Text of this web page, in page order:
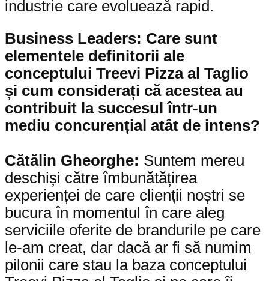
industrie care evoluează rapid.
Business Leaders: Care sunt
elementele definitorii ale
conceptului Treevi Pizza al Taglio
și cum considerați că acestea au
contribuit la succesul într-un
mediu concurențial atât de intens?
Cătălin Gheorghe: Suntem mereu
deschiși către îmbunătățirea
experienței de care clienții noștri se
bucura în momentul în care aleg
serviciile oferite de brandurile pe care
le-am creat, dar dacă ar fi să numim
pilonii care stau la baza conceptului